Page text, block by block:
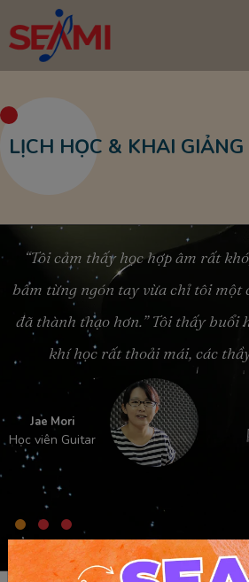
LỊCH HỌC & KHAI GIẢNG
“Tôi cảm thấy học hợp âm rất
bấm từng ngón tay vừa chỉ tôi một
đã thành thạo hơn.” Tôi thấy buổi
khí học rất thoải mái, các
Jae Mori
Học viên Guitar